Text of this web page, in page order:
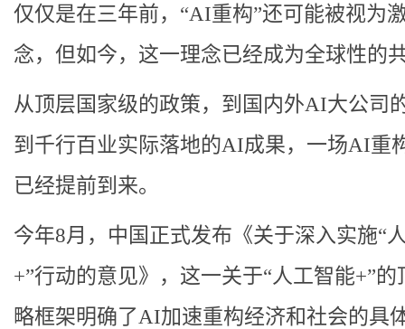
仅仅是在三年前，“AI重构”还可能被视为
念，但如今，这一理念已经成为全球性的
从顶层国家级的政策，到国内外AI大公司
到千行百业实际落地的AI成果，一场AI重
已经提前到来。
今年8月，中国正式发布《关于深入实施“
+”行动的意见》，这一关于“人工智能+”的
略框架明确了AI加速重构经济和社会的具